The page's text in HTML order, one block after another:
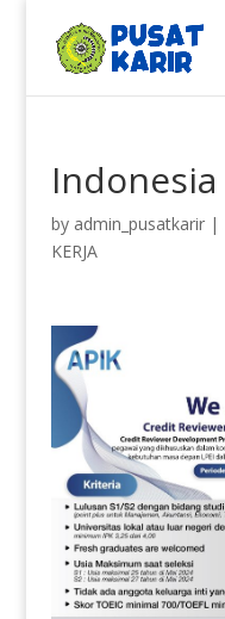
by admin_pusatkarir|
KERJA